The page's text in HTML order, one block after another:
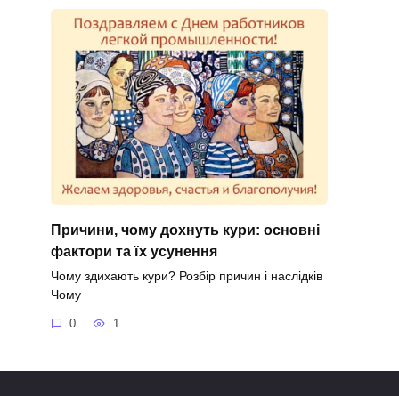
Причини, чому дохнуть кури: основні
фактори та їх усунення
Чому здихають кури? Розбір причин і наслідків
Чому
0 1